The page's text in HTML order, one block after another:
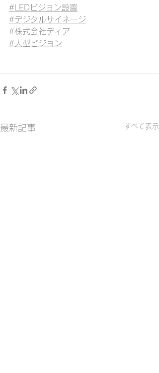
#LEDビジョン設置
#デジタルサイネージ
#株式会社ディア
#大型ビジョン
最新記事 すべて表示